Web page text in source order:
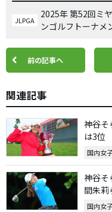
JLPGA
2025年 第52回ミ
ンゴルフトーナメ
前の記事へ
関連記事
神谷
は3位
国内女
神谷
間朱莉
国内女